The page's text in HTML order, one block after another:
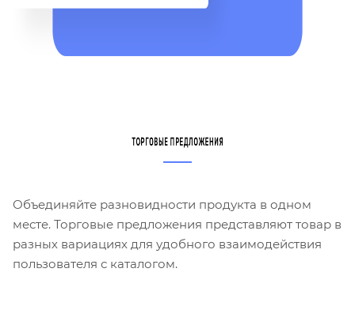
Объединяйте разновидности продукта в одном
месте. Торговые предложения представляют товар в
разных вариациях для удобного взаимодействия
пользователя с каталогом.